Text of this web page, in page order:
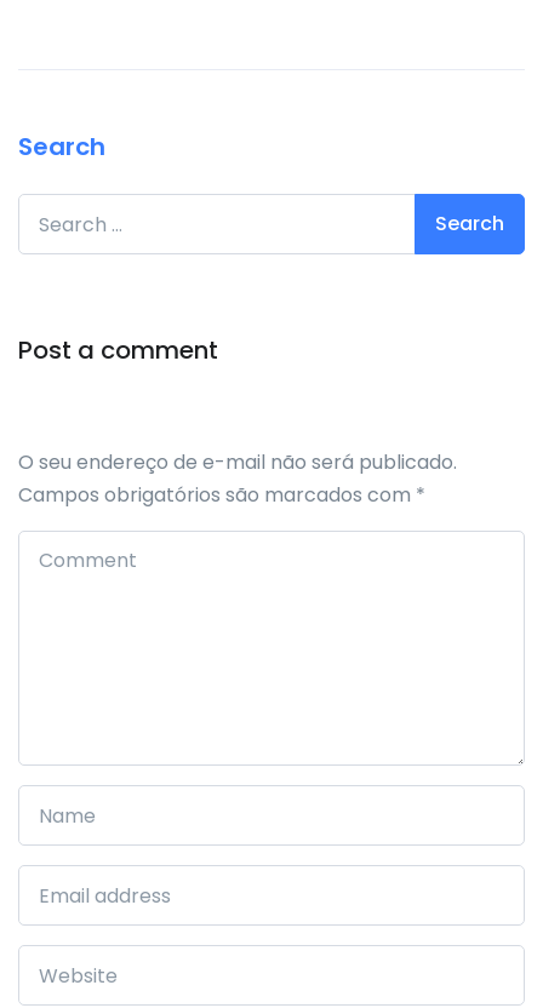
Search
Search for:
Post a comment
O seu endereço de e-mail não será publicado.
Campos obrigatórios são marcados com *